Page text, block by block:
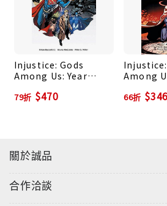
Injustice: Gods
Among Us: Year
79折 $470
Among
66折 $346
關於誠品
合作洽談